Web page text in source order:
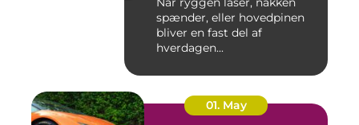
spænder, eller hovedpinen
bliver en fast del af
hverdagen...
01. May